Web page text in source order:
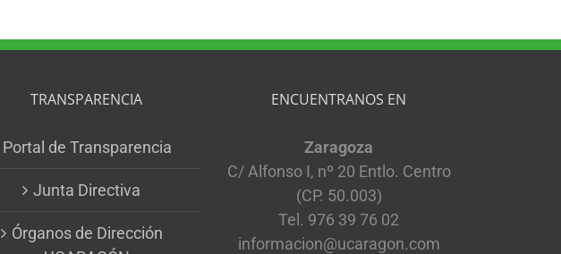
TRANSPARENCIA
Portal de Transparencia
Junta Directiva
Órganos de Dirección
ENCUENTRANOS EN
Zaragoza
C/ Alfonso I, nº 20 Entlo. Centro
(CP. 50.003)
Tel. 976 39 76 02
informacion@ucaragon.com